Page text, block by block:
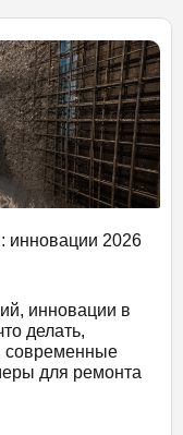
инновации 2026
инновации в
делать,
современные
для ремонта